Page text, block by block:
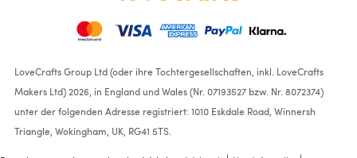
LoveCrafts Group Ltd (oder ihre Tochtergesellschaften, inkl. LoveCrafts
Makers Ltd) 2026, in England und Wales (Nr. 07193527 bzw. Nr. 8072374)
unter der folgenden Adresse registriert: 1010 Eskdale Road, Winnersh
Triangle, Wokingham, UK, RG41 5TS.